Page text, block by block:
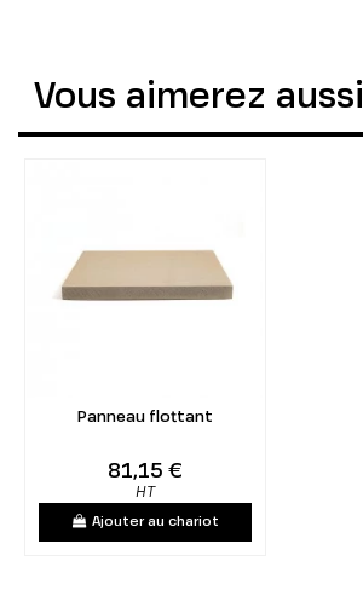
Vous aimerez aussi
Panneau flottant
81,15 €
HT
Ajouter au chariot